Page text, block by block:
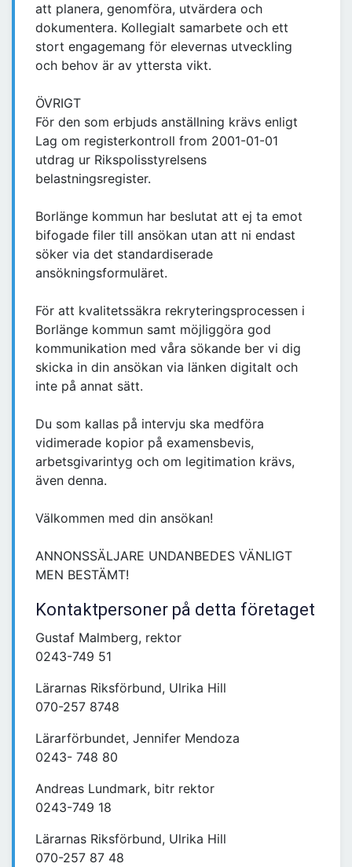
att planera, genomföra, utvärdera och
dokumentera. Kollegialt samarbete och ett
stort engagemang för elevernas utveckling
och behov är av yttersta vikt.
ÖVRIGT
För den som erbjuds anställning krävs enligt
Lag om registerkontroll from 2001-01-01
utdrag ur Rikspolisstyrelsens
belastningsregister.
Borlänge kommun har beslutat att ej ta emot
bifogade filer till ansökan utan att ni endast
söker via det standardiserade
ansökningsformuläret.
För att kvalitetssäkra rekryteringsprocessen i
Borlänge kommun samt möjliggöra god
kommunikation med våra sökande ber vi dig
skicka in din ansökan via länken digitalt och
inte på annat sätt.
Du som kallas på intervju ska medföra
vidimerade kopior på examensbevis,
arbetsgivarintyg och om legitimation krävs,
även denna.
Välkommen med din ansökan!
ANNONSSÄLJARE UNDANBEDES VÄNLIGT
MEN BESTÄMT!
Kontaktpersoner på detta företaget
Gustaf Malmberg, rektor
0243-749 51
Lärarnas Riksförbund, Ulrika Hill
070-257 8748
Lärarförbundet, Jennifer Mendoza
0243- 748 80
Andreas Lundmark, bitr rektor
0243-749 18
Lärarnas Riksförbund, Ulrika Hill
070-257 87 48